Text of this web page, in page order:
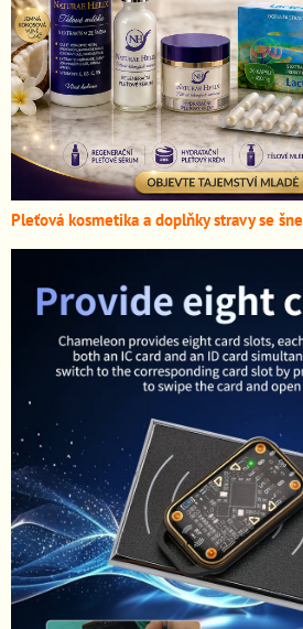
Pleťová kosmetika a doplňky stravy se